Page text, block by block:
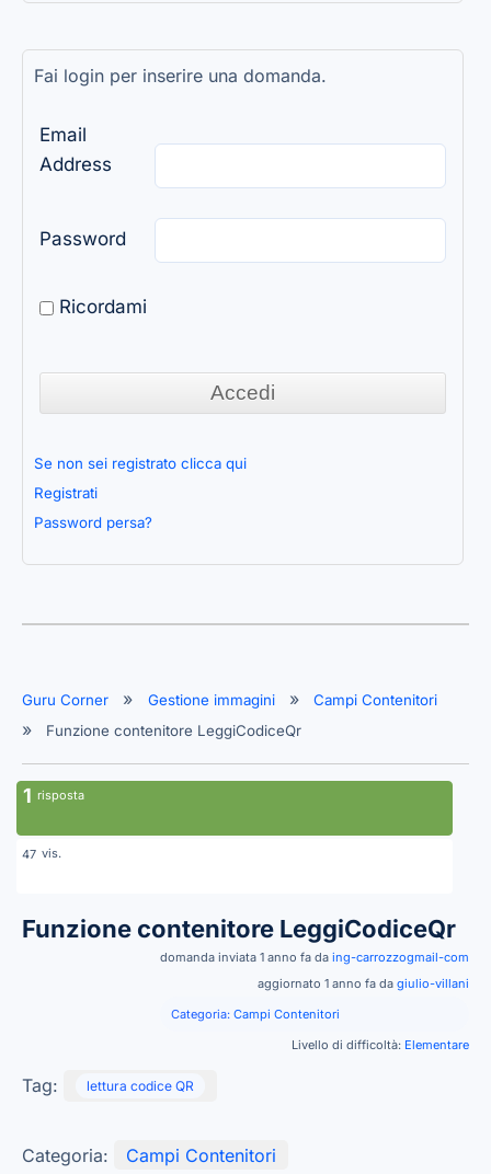
Fai login per inserire una domanda.
Email
Address
Password
Ricordami
Se non sei registrato clicca qui
Registrati
Password persa?
Guru Corner Gestione immagini
Campi Contenitori
Funzione contenitore LeggiCodiceQr
1 risposta
47 vis.
Funzione contenitore LeggiCodiceQr
domanda inviata 1 anno fa da ing-carrozzogmail-com
aggiornato 1 anno fa da giulio-villani
Categoria: Campi Contenitori
Livello di difficoltà: Elementare
Tag: lettura codice QR
Categoria: Campi Contenitori